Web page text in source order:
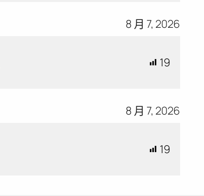
8 月 7, 2026
19
8 月 7, 2026
19